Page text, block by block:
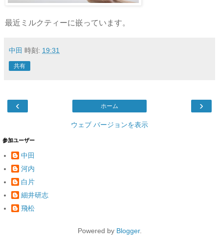
最近ミルクティーに嵌っています。
中田 時刻: 19:31
共有
‹ ›
ホーム
ウェブ バージョンを表示
参加ユーザー
中田
河内
白片
細井研志
飛松
Powered by Blogger.